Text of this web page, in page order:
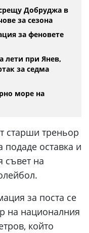
Добруджа в
за сезона
за феновете
лети при Янев,
за седма
море на
старши треньор
подаде оставка и
съвет на
за поста се
на националния
който